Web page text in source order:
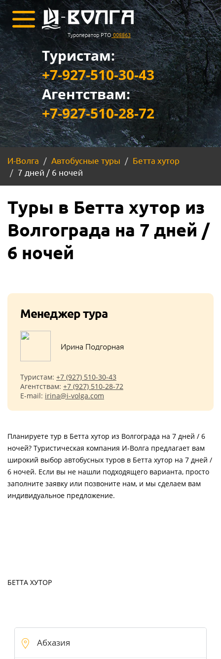
Туроператор РТО 008863
Туристам:
+7-927-510-30-43
Агентствам:
+7-927-510-28-72
И-Волга Автобусные туры
Бетта хутор
7 дней / 6 ночей
Туры в Бетта хутор из
Волгограда на 7 дней /
6 ночей
Менеджер тура
Ирина Подгорная
Туристам: +7 (927) 510-30-43
Агентствам: +7 (927) 510-28-72
E-mail: irina@i-volga.com
Планируете тур в Бетта хутор из Волгограда на 7 дней / 6
ночей? Туристическая компания И-Волга предлагает вам
широкий выбор автобусных туров в Бетта хутор на 7 дней /
6 ночей. Если вы не нашли подходящего варианта, просто
заполните заявку или позвоните нам, и мы сделаем вам
индивидуальное предложение.
БЕТТА ХУТОР